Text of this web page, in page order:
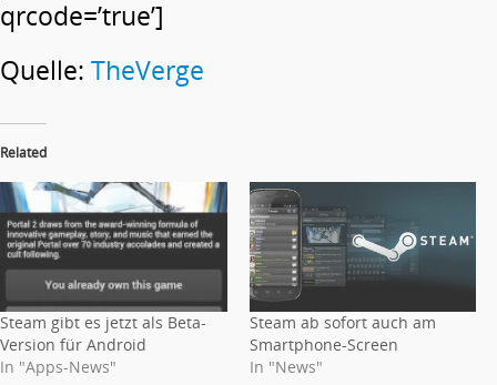
qrcode=’true’]
Quelle: TheVerge
Related
Steam gibt es jetzt als Beta-
Version für Android
In "Apps-News"
Steam ab sofort auch am
Smartphone-Screen
In "News"